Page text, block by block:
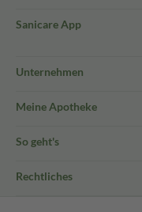
Sanicare App
Unternehmen
Meine Apotheke
So geht's
Rechtliches